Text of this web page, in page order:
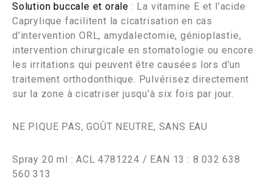
Solution buccale et orale : La vitamine E et l’acide
Caprylique facilitent la cicatrisation en cas
d’intervention ORL, amydalectomie, génioplastie,
intervention chirurgicale en stomatologie ou encore
les irritations qui peuvent être causées lors d’un
traitement orthodonthique. Pulvérisez directement
sur la zone à cicatriser jusqu’à six fois par jour.
NE PIQUE PAS, GOÛT NEUTRE, SANS EAU
Spray 20 ml : ACL 4781224 / EAN 13 : 8 032 638
560 313